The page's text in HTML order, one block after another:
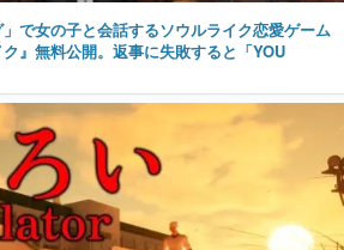
」で女の子と会話するソウルライク恋愛ゲーム
ク』無料公開。返事に失敗すると「YOU